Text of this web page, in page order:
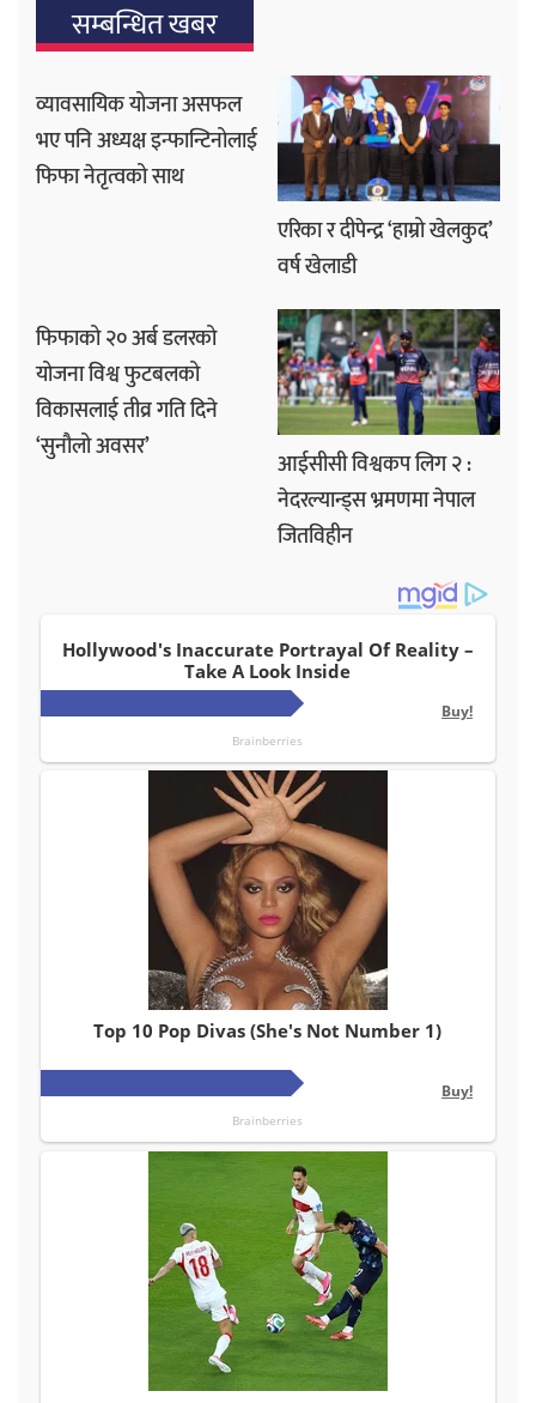
सम्बन्धित खबर
व्यावसायिक योजना असफल
भए पनि अध्यक्ष इन्फान्टिनोलाई
फिफा नेतृत्वको साथ
एरिका र दीपेन्द्र ‘हाम्रो खेलकुद’
वर्ष खेलाडी
फिफाको २० अर्ब डलरको
योजना विश्व फुटबलको
विकासलाई तीव्र गति दिने
‘सुनौलो अवसर’
आईसीसी विश्वकप लिग २ :
नेदरल्यान्ड्स भ्रमणमा नेपाल
जितविहीन